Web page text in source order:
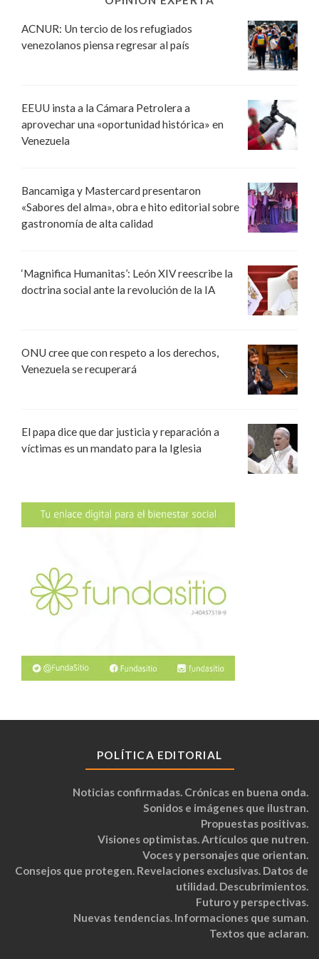
ACNUR: Un tercio de los refugiados
venezolanos piensa regresar al país
EEUU insta a la Cámara Petrolera a
aprovechar una «oportunidad histórica» en
Venezuela
Bancamiga y Mastercard presentaron
«Sabores del alma», obra e hito editorial sobre
gastronomía de alta calidad
‘Magnifica Humanitas’: León XIV reescribe la
doctrina social ante la revolución de la IA
ONU cree que con respeto a los derechos,
Venezuela se recuperará
El papa dice que dar justicia y reparación a
víctimas es un mandato para la Iglesia
POLÍTICA EDITORIAL
Noticias confirmadas. Crónicas en buena onda.
Sonidos e imágenes que ilustran.
Propuestas positivas.
Visiones optimistas. Artículos que nutren.
Voces y personajes que orientan.
Consejos que protegen. Revelaciones exclusivas. Datos de
utilidad. Descubrimientos.
Futuro y perspectivas.
Nuevas tendencias. Informaciones que suman.
Textos que aclaran.